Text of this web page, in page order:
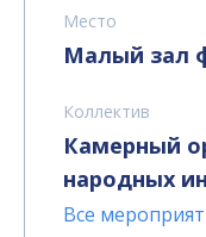
Место
Малый зал
Коллектив
Камерный
народных
Все